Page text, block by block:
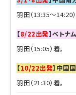
羽田（13:35～14:20）
【8/22出発】ベトナ
羽田（15:05）着。
【10/22出発】中国
羽田（21:30）着。